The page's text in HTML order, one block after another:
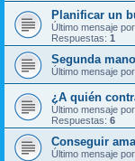
Planificar un
Último mensaje por
Respuestas: 1
Segunda
Último mensaje por
¿A quién
Último mensaje por
Respuestas: 6
Conseguir
Último mensaje por